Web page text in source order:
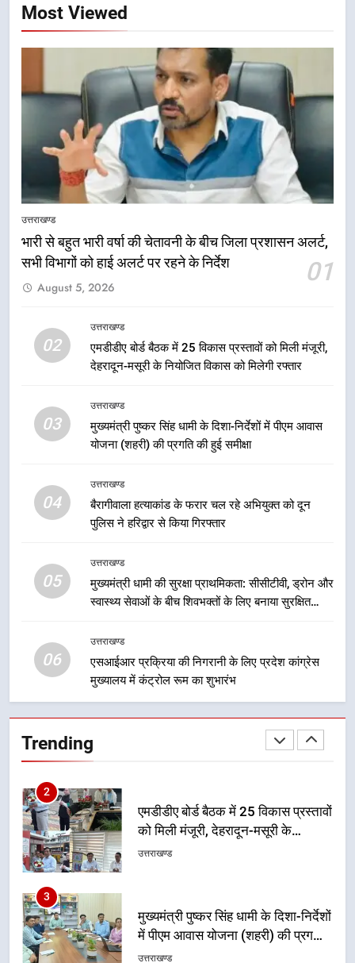
Most Viewed
उत्तराखण्ड
भारी से बहुत भारी वर्षा की चेतावनी के बीच जिला प्रशासन अलर्ट,
सभी विभागों को हाई अलर्ट पर रहने के निर्देश
01
August 5, 2026
02
उत्तराखण्ड
एमडीडीए बोर्ड बैठक में 25 विकास प्रस्तावों को मिली मंजूरी,
देहरादून-मसूरी के नियोजित विकास को मिलेगी रफ्तार
03
उत्तराखण्ड
मुख्यमंत्री पुष्कर सिंह धामी के दिशा-निर्देशों में पीएम आवास
योजना (शहरी) की प्रगति की हुई समीक्षा
04
उत्तराखण्ड
बैरागीवाला हत्याकांड के फरार चल रहे अभियुक्त को दून
पुलिस ने हरिद्वार से किया गिरफ्तार
05
उत्तराखण्ड
मुख्यमंत्री धामी की सुरक्षा प्राथमिकता: सीसीटीवी, ड्रोन और
स्वास्थ्य सेवाओं के बीच शिवभक्तों के लिए बनाया सुरक्षित
06
उत्तराखण्ड
एसआईआर प्रक्रिया की निगरानी के लिए प्रदेश कांग्रेस
मुख्यालय में कंट्रोल रूम का शुभारंभ
Trending
5
मुख्यमंत्री धामी की सुरक्षा प्राथमिकता:
सीसीटीवी, ड्रोन और स्वास्थ्य सेवाओं के
6
एसआईआर प्रक्रिया की निगरानी के लिए
प्रदेश कांग्रेस मुख्यालय में कंट्रोल रूम
7
सड़क सुरक्षा पर डीएम का सख्त एक्शन,
शिष्टाचार भेंट पर्यटन और सांस्कृतिक
गतिविधियों के विस्तार पर हुई चर्चा
उत्तराखण्ड
1
भारी से बहुत भारी वर्षा की चेतावनी के बीच
जिला प्रशासन अलर्ट, सभी विभागों को हाई
अलर्ट पर रहने के निर्देश
उत्तराखण्ड
2
नियोजित विकास को मिलेगी रफ्तार
उत्तराखण्ड
3
की हुई समीक्षा
उत्तराखण्ड
4